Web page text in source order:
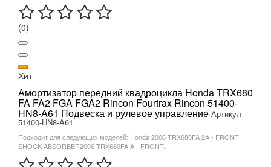
(0)
Хит
Амортизатор передний квадроцикла Honda TRX680
FA FA2 FGA FGA2 Rincon Fourtrax Rincon 51400-
HN8-A61 Подвеска и рулевое управление Артикул
51400-HN8-A61
Подходит для следующих моделей: Honda 2006 TRX680FA 2A - FRONT
SHOCK ABSORBER2006 TRX680FA A - FRONT..